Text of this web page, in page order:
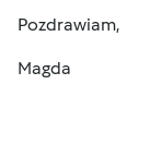
Pozdrawiam,
Magda